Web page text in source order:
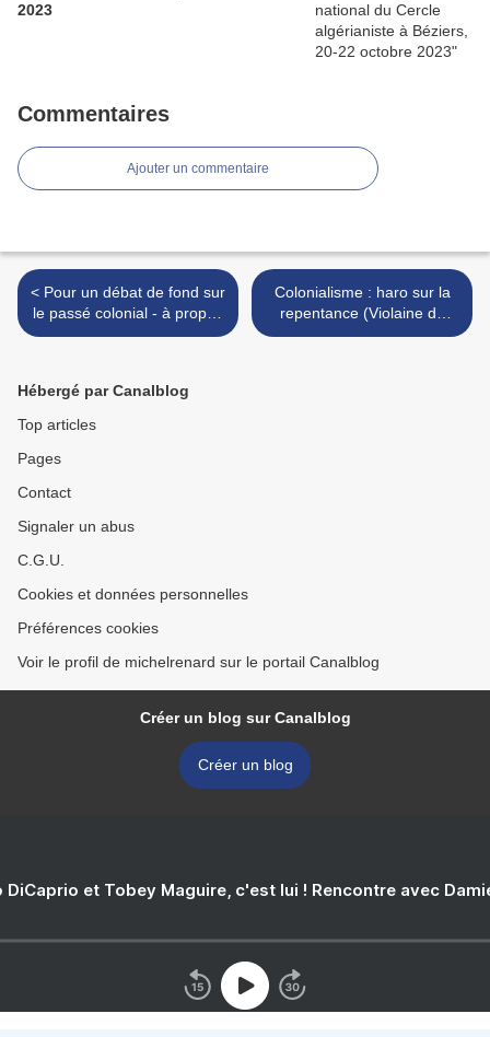
2023
Commentaires
Ajouter un commentaire
< Pour un débat de fond sur
le passé colonial - à propos
du livre de Daniel Lefeuvre
Colonialisme : haro sur la
repentance (Violaine de
Montclos) >
Hébergé par Canalblog
Top articles
Pages
Contact
Signaler un abus
C.G.U.
Cookies et données personnelles
Préférences cookies
Voir le profil de michelrenard sur le portail Canalblog
Créer un blog sur Canalblog
Créer un blog
DiCaprio et Tobey Maguire, c'est lui ! Rencontre avec